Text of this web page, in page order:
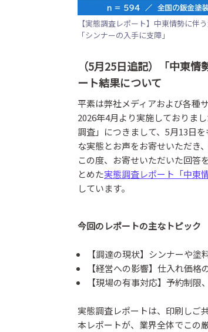
【実態調査レポート】中東情勢に
「シンナーの入手に支障」
（5月25日追記）
「中東
ート結果について
平素は弊社メディアおよび各種
2026年4月より実施しておりま
調査」につきまして、5月13日
な実態とお声をお寄せいただき
この度、お寄せいただいた回答
とめた実態調査レポート「中東
しています。
今回のレポートの主なトピック
【調達の現状】シンナーや
【経営への影響】仕入れ価
【現場の有事対応】予約制
実態調査レポートは、印刷しご
本レポートが、業界全体でこの